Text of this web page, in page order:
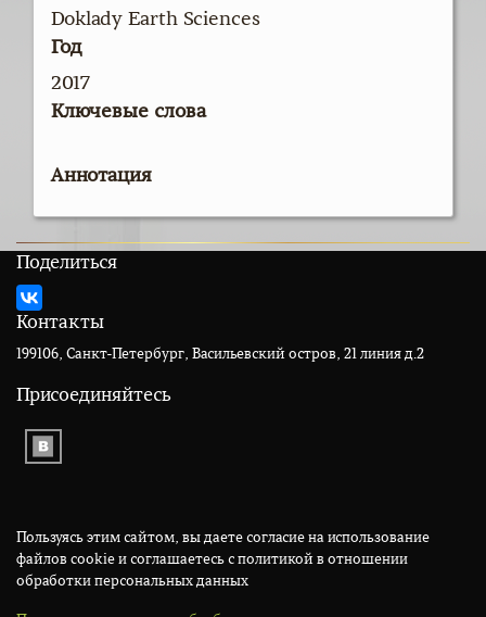
Doklady Earth Sciences
Год
2017
Ключевые слова
Аннотация
Поделиться
Контакты
199106, Санкт-Петербург, Васильевский остров, 21 линия д.2
Присоединяйтесь
Пользуясь этим сайтом, вы даете согласие на использование
файлов cookie и соглашаетесь с политикой в отношении
обработки персональных данных